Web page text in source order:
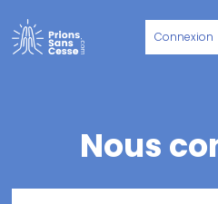
Connexion
Nous